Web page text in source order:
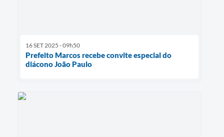
16 SET 2025 - 09h50
Prefeito Marcos recebe convite especial do
diácono João Paulo